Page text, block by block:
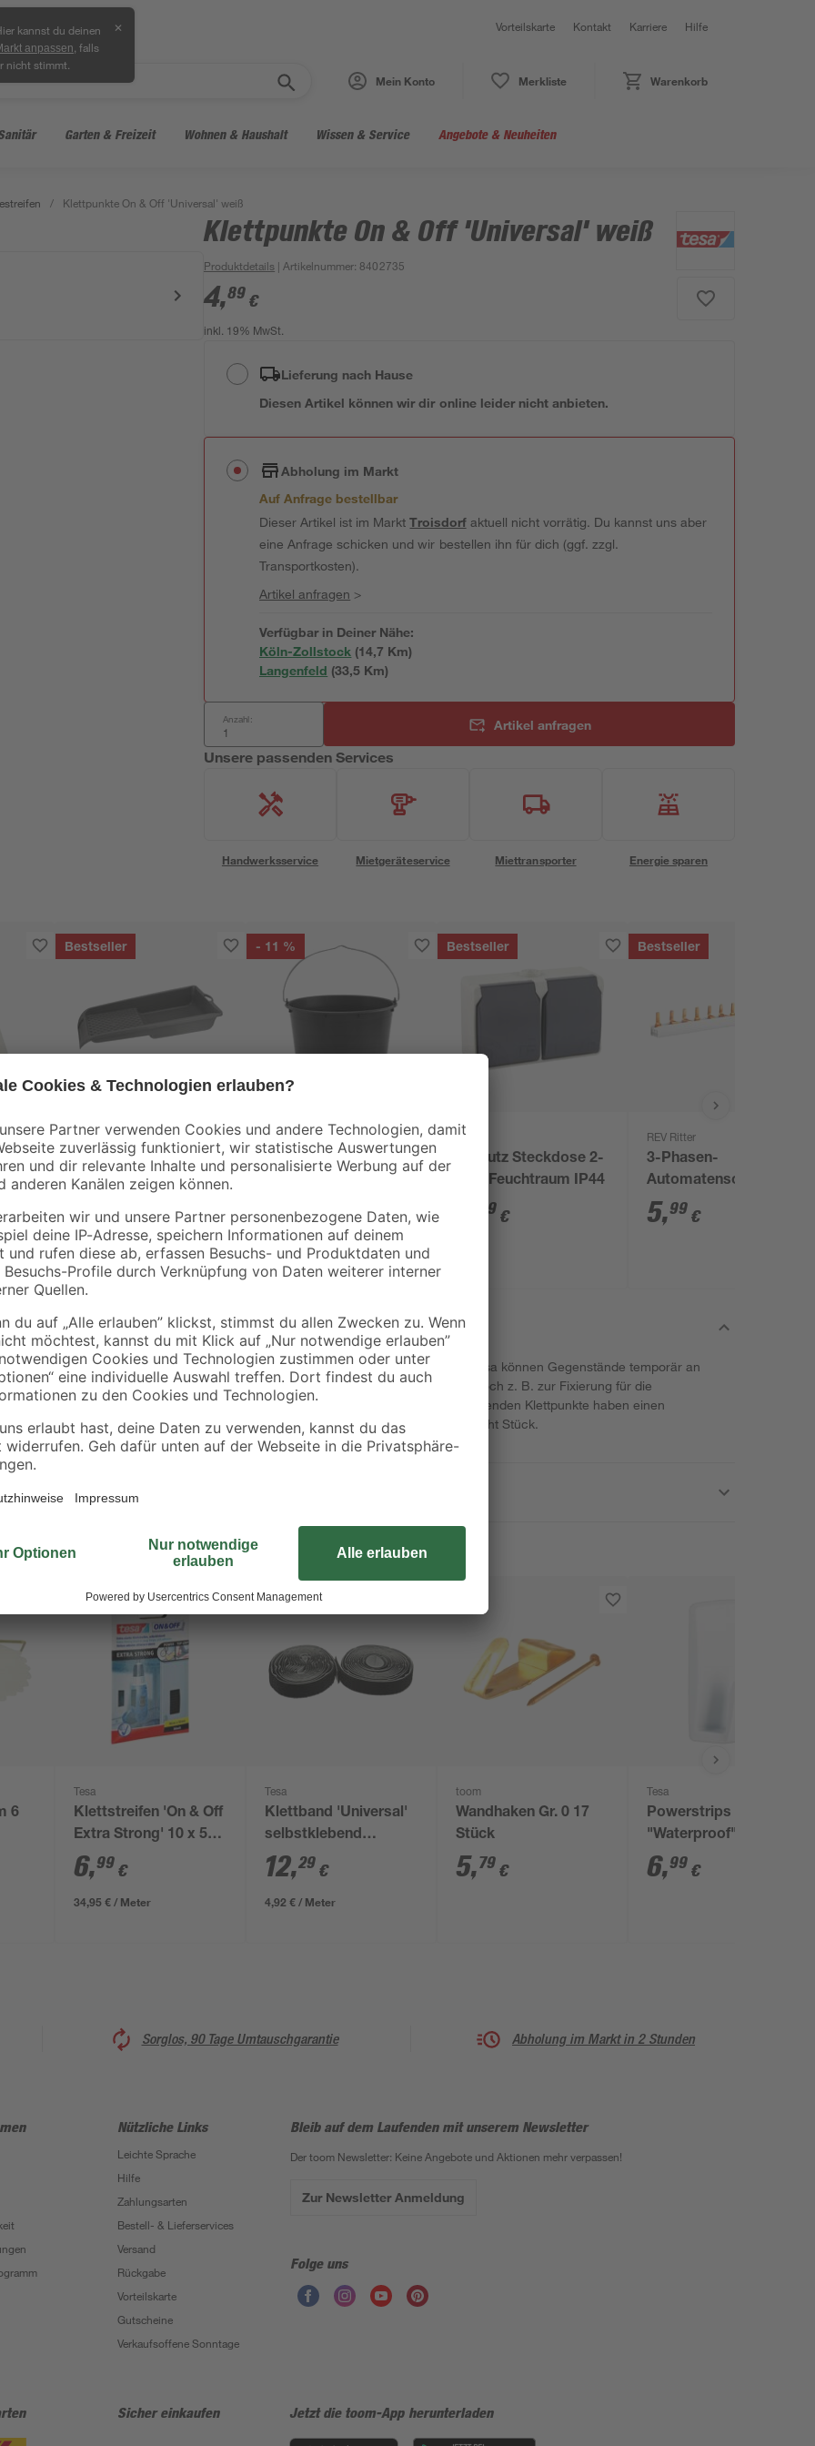
kannst du deinen
anpassen , falls
nicht stimmt.
✕ Vorteilskarte Kontakt Karriere Hilfe
Mein Konto Merkliste Warenkorb
Garten & Freizeit Wohnen & Haushalt Wissen & Service Angebote & Neuheiten
/ Klettpunkte On & Off 'Universal' weiß
Klettpunkte On & Off 'Universal' weiß
Produktdetails | Artikelnummer: 8402735
4,89 €
inkl. 19% MwSt.
Lieferung nach Hause
Diesen Artikel können wir dir online leider nicht anbieten.
Abholung im Markt
Auf Anfrage bestellbar
Dieser Artikel ist im MarktTroisdorfaktuell nicht vorrätig. Du kannst uns aber
eine Anfrage schicken und wir bestellen ihn für dich (ggf. zzgl.
Transportkosten).
Artikel anfragen >
Verfügbar in Deiner Nähe:
Köln-Zollstock (14,7 Km)
Langenfeld (33,5 Km)
Anzahl: Artikel anfragen
Unsere passenden Services
Handwerksservice Mietgeräteservice Miettransporter Energie sparen
Bestseller
B1
Farbwanne Kunststoff
grau 15 x 32 cm
2, €
- 11 %
Baueimer 12 l
1, 49 € 1,69 €
Bestseller
Aufputz Steckdose 2-
fach Feuchtraum IP44
99 €
Bestseller
REV Ritter
3-Phasen-
Automatenschiene
5,99 €
werden
Mit den On & Off 'Universal' Klettpunkten von tesa können Gegenstände temporär an
anderen befestigt werden. Verwenden Sie sie doch z. B. zur Fixierung für die
Fernbedienung Ihres Fernsehers. Die selbstklebenden Klettpunkte haben einen
Durchmesser von 1,6 cm. Sie erhalten gleich acht Stück.
6
Tesa
Klettstreifen 'On & Off
Extra Strong' 10 x 5
cm 2 Stück
6,99 €
34,95 € / Meter
Tesa
Klettband 'Universal'
selbstklebend
schwarz
12,29 €
4,92 € / Meter
toom
Wandhaken Gr. 0 17
Stück
5,79 €
Tesa
Powerstrips Haken
"Waterproof" weiß
6,99 €
Sorglos, 90 Tage Umtauschgarantie Abholung im Markt in 2 Stunden
Nützliche Links
Leichte Sprache
Hilfe
Zahlungsarten
Bestell- & Lieferservices
Versand
Rückgabe
Vorteilskarte
Gutscheine
Verkaufsoffene Sonntage
Bleib auf dem Laufenden mit unserem Newsletter
Der toom Newsletter: Keine Angebote und Aktionen mehr verpassen!
Zur Newsletter Anmeldung
Folge uns
Sicher einkaufen Jetzt die toom-App herunterladen